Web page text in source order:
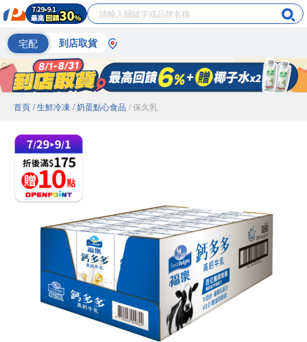
宅配 到店取貨
首頁 / 生鮮冷凍 / 奶蛋點心食品 / 保久乳